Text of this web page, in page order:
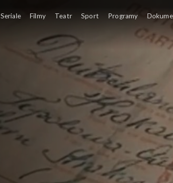
Seriale Filmy Teatr Sport Programy